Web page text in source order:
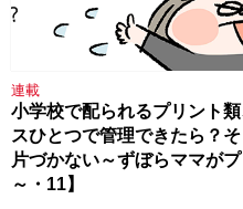
連載
小学校で配られるプリント
スひとつで管理できたら？
片づかない～ずぼらママが
～・11】